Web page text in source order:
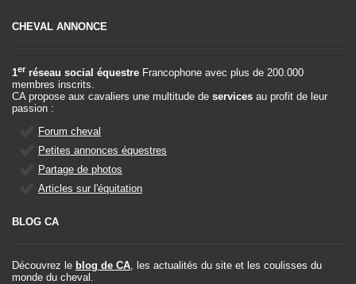
CHEVAL ANNONCE
1er réseau social équestre Francophone avec plus de 200.000
membres inscrits.
CA propose aux cavaliers une multitude de services au profit de leur
passion :
Forum cheval
Petites annonces équestres
Partage de photos
Articles sur l'équitation
BLOG CA
Découvrez le blog de CA, les actualités du site et les coulisses du
monde du cheval.